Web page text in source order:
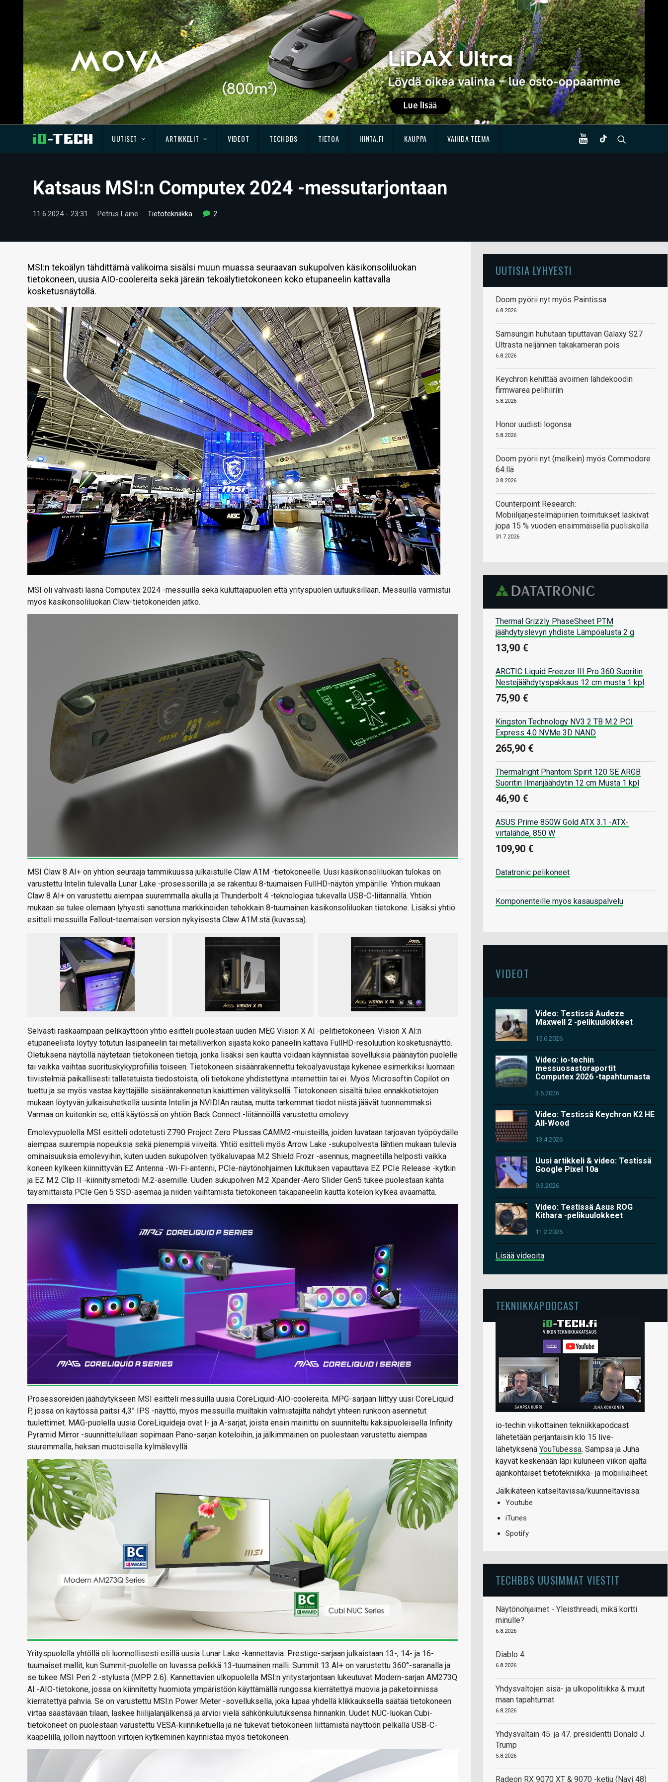
UUTISET ARTIKKELIT VIDEOT TECHBBS TIETOA HINTA.FI KAUPPA VAIHDA TEEMA
Katsaus MSI:n Computex 2024 -messutarjontaan
11.6.2024 - 23:31 Petrus Laine Tietotekniikka 2
MSI:n tekoälyn tähdittämä valikoima sisälsi muun muassa seuraavan sukupolven käsikonsoliluokan
tietokoneen, uusia AIO-coolereita sekä järeän tekoälytietokoneen koko etupaneelin kattavalla
kosketusnäytöllä.
MSI oli vahvasti läsnä Computex 2024 -messuilla sekä kuluttajapuolen että yrityspuolen uutuuksillaan. Messuilla varmistui
myös käsikonsoliluokan Claw-tietokoneiden jatko.
MSI Claw 8 AI+ on yhtiön seuraaja tammikuussa julkaistulle Claw A1M -tietokoneelle. Uusi käsikonsoliluokan tulokas on
varustettu Intelin tulevalla Lunar Lake -prosessorilla ja se rakentuu 8-tuumaisen FullHD-näytön ympärille. Yhtiön mukaan
Claw 8 AI+ on varustettu aiempaa suuremmalla akulla ja Thunderbolt 4 -teknologiaa tukevalla USB-C-liitännällä. Yhtiön
mukaan se tulee olemaan lyhyesti sanottuna markkinoiden tehokkain 8-tuumainen käsikonsoliluokan tietokone. Lisäksi yhtiö
esitteli messuilla Fallout-teemaisen version nykyisesta Claw A1M:stä (kuvassa).
Selvästi raskaampaan pelikäyttöön yhtiö esitteli puolestaan uuden MEG Vision X AI -pelitietokoneen. Vision X AI:n
etupaneelista löytyy totutun lasipaneelin tai metalliverkon sijasta koko paneelin kattava FullHD-resoluution kosketusnäyttö.
Oletuksena näytöllä näytetään tietokoneen tietoja, jonka lisäksi sen kautta voidaan käynnistää sovelluksia päänäytön puolelle
tai vaikka vaihtaa suorituskykyprofiilia toiseen. Tietokoneen sisäänrakennettu tekoälyavustaja kykenee esimerkiksi luomaan
tiivistelmiä paikallisesti talletetuista tiedostoista, oli tietokone yhdistettynä internettiin tai ei. Myös Microsoftin Copilot on
tuettu ja se myös vastaa käyttäjälle sisäänrakennetun kaiuttimen välityksellä. Tietokoneen sisältä tulee ennakkotietojen
mukaan löytyvän julkaisuhetkellä uusinta Intelin ja NVIDIAn rautaa, mutta tarkemmat tiedot niistä jäävät tuonnemmaksi.
Varmaa on kuitenkin se, että käytössä on yhtiön Back Connect -liitännöillä varustettu emolevy.
Emolevypuolella MSI esitteli odotetusti Z790 Project Zero Plussaa CAMM2-muisteilla, joiden luvataan tarjoavan työpöydälle
aiempaa suurempia nopeuksia sekä pienempiä viiveitä. Yhtiö esitteli myös Arrow Lake -sukupolvesta lähtien mukaan tulevia
ominaisuuksia emolevyihin, kuten uuden sukupolven työkaluvapaa M.2 Shield Frozr -asennus, magneetilla helposti vaikka
koneen kylkeen kiinnittyvän EZ Antenna -Wi-Fi-antenni, PCIe-näytönohjaimen lukituksen vapauttava EZ PCIe Release -kytkin
ja EZ M.2 Clip II -kiinnitysmetodi M.2-asemille. Uuden sukupolven M.2 Xpander-Aero Slider Gen5 tukee puolestaan kahta
täysmittaista PCIe Gen 5 SSD-asemaa ja niiden vaihtamista tietokoneen takapaneelin kautta kotelon kylkeä avaamatta.
Prosessoreiden jäähdytykseen MSI esitteli messuilla uusia CoreLiquid-AIO-coolereita. MPG-sarjaan liittyy uusi CoreLiquid
P, jossa on käytössä paitsi 4,3” IPS -näyttö, myös messuilla muiltakin valmistajilta nähdyt yhteen runkoon asennetut
tuulettimet. MAG-puolella uusia CoreLiquideja ovat I- ja A-sarjat, joista ensin mainittu on suunniteltu kaksipuoleisella Infinity
Pyramid Mirror -suunnittelullaan sopimaan Pano-sarjan koteloihin, ja jälkimmäinen on puolestaan varustettu aiempaa
suuremmalla, heksan muotoisella kylmälevyllä.
Yrityspuolella yhtöllä oli luonnollisesti esillä uusia Lunar Lake -kannettavia. Prestige-sarjaan julkaistaan 13-, 14- ja 16-
tuumaiset mallit, kun Summit-puolelle on luvassa pelkkä 13-tuumainen malli. Summit 13 AI+ on varustettu 360°-saranalla ja
se tukee MSI Pen 2 -stylusta (MPP 2.6). Kannettavien ulkopuolella MSI:n yritystarjontaan lukeutuvat Modern-sarjan AM273Q
AI -AIO-tietokone, jossa on kiinnitetty huomiota ympäristöön käyttämällä rungossa kierrätettyä muovia ja paketoinnissa
kierrätettyä pahvia. Se on varustettu MSI:n Power Meter -sovelluksella, joka lupaa yhdellä klikkauksella säätää tietokoneen
virtaa säästävään tilaan, laskee hiilijalanjälkensä ja arvioi vielä sähkönkulutuksensa hinnankin. Uudet NUC-luokan Cubi-
tietokoneet on puolestaan varustettu VESA-kiinniketuella ja ne tukevat tietokoneen liittämistä näyttöön pelkällä USB-C-
kaapelilla, jolloin näyttöön virtojen kytkeminen käynnistää myös tietokoneen.
UUTISIA LYHYESTI
Doom pyörii nyt myös Paintissa
6.8.2026
Samsungin huhutaan tiputtavan Galaxy S27
Ultrasta neljännen takakameran pois
6.8.2026
Keychron kehittää avoimen lähdekoodin
firmwarea pelihiiriin
5.8.2026
Honor uudisti logonsa
5.8.2026
Doom pyörii nyt (melkein) myös Commodore
64:llä
3.8.2026
Counterpoint Research:
Mobiilijärjestelmäpiirien toimitukset laskivat
jopa 15 % vuoden ensimmäisellä puoliskolla
31.7.2026
Thermal Grizzly PhaseSheet PTM
jäähdytyslevyn yhdiste Lämpöalusta 2 g
13,90 €
ARCTIC Liquid Freezer III Pro 360 Suoritin
Nestejäähdytyspakkaus 12 cm musta 1 kpl
75,90 €
Kingston Technology NV3 2 TB M.2 PCI
Express 4.0 NVMe 3D NAND
265,90 €
Thermalright Phantom Spirit 120 SE ARGB
Suoritin Ilmanjäähdytin 12 cm Musta 1 kpl
46,90 €
ASUS Prime 850W Gold ATX 3.1 -ATX-
virtalähde, 850 W
109,90 €
Datatronic pelikoneet
Komponenteille myös kasauspalvelu
VIDEOT
Video: Testissä Audeze
Maxwell 2 -pelikuulokkeet
15.6.2026
Video: io-techin
messuosastoraportit
Computex 2026 -tapahtumasta
3.6.2026
Video: Testissä Keychron K2 HE
All-Wood
13.4.2026
Uusi artikkeli & video: Testissä
Google Pixel 10a
9.3.2026
Video: Testissä Asus ROG
Kithara -pelikuulokkeet
11.2.2026
Lisää videoita
TEKNIIKKAPODCAST
io-techin viikottainen tekniikkapodcast
lähetetään perjantaisin klo 15 live-
lähetyksenä YouTubessa. Sampsa ja Juha
käyvät keskenään läpi kuluneen viikon ajalta
ajankohtaiset tietotekniikka- ja mobiiliaiheet.
Jälkikäteen katseltavissa/kuunneltavissa:
Youtube
iTunes
Spotify
TECHBBS UUSIMMAT VIESTIT
Näytönohjaimet - Yleisthreadi, mikä kortti
minulle?
6.8.2026
Diablo 4
6.8.2026
Yhdysvaltojen sisä- ja ulkopolitiikka & muut
maan tapahtumat
6.8.2026
Yhdysvaltain 45. ja 47. presidentti Donald J.
Trump
5.8.2026
Radeon RX 9070 XT & 9070 -ketju (Navi 48)